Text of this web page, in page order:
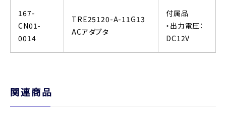
167-
CN01-
0014
TRE25120-A-11G13
ACアダプタ
付属品
・出力電圧：
DC12V
関連商品